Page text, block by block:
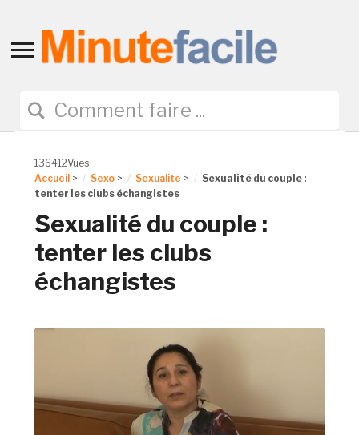
Toggle
navigation
136412Vues
Accueil > Sexo > Sexualité >
Sexualité du couple :
tenter les clubs échangistes
Sexualité du couple :
tenter les clubs
échangistes